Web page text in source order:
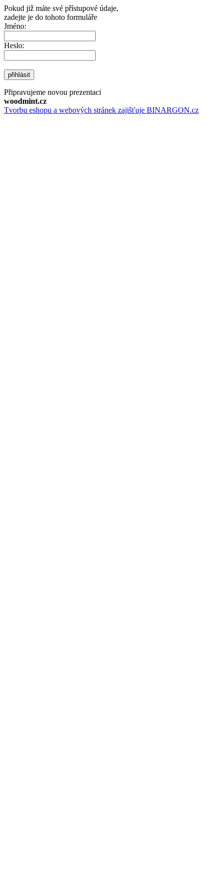
Pokud již máte své přístupové údaje,
zadejte je do tohoto formuláře
Jméno:
Heslo:
přihlásit
Připravujeme novou prezentaci
woodmint.cz
Tvorbu eshopu a webových stránek zajišťuje BINARGON.cz